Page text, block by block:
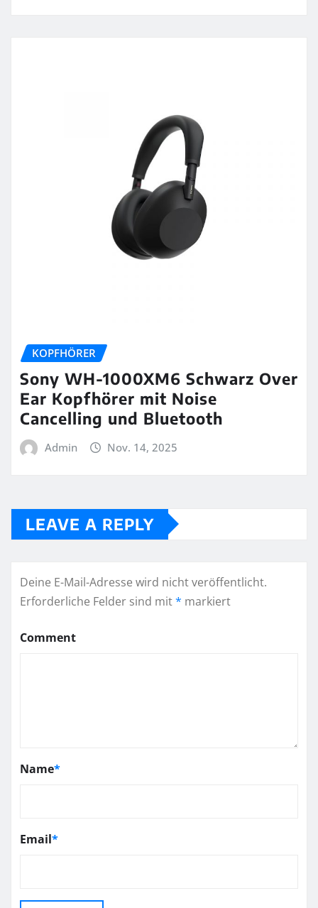
KOPFHÖRER
Sony WH-1000XM6 Schwarz Over
Ear Kopfhörer mit Noise
Cancelling und Bluetooth
Admin Nov. 14, 2025
LEAVE A REPLY
Deine E-Mail-Adresse wird nicht veröffentlicht.
Erforderliche Felder sind mit* markiert
Comment
Name*
Email*